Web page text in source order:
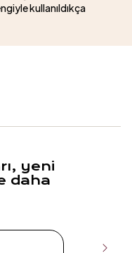
kullanıldıkça
yeni
daha